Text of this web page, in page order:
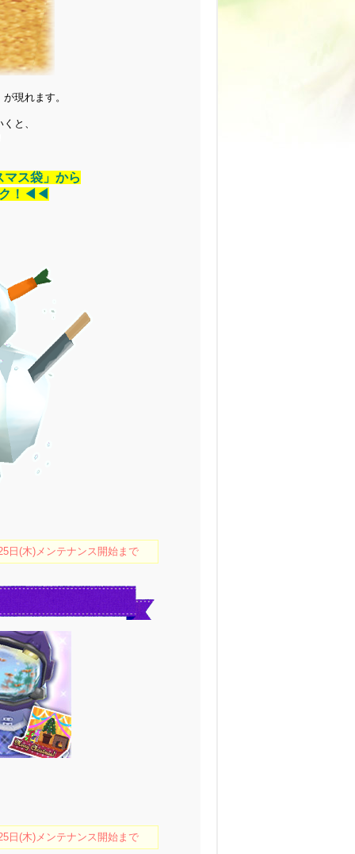
が現れます。
と、
ス袋」から
ク！◀◀
日(木)メンテナンス開始まで
日(木)メンテナンス開始まで